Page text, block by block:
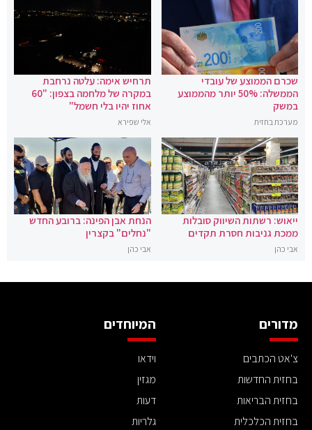
שכרם הממוצע של עובדי
הממשלה: 50% יותר מהממוצע
במשק
מערכת בחזית
תרחיש אימה: עלטה נרחבת
במקרה של מלחמה בצפון: "60
אחוז יהיו בלי חשמל"
אלי שפירא
ייאוש: רשתות השיווק סובלות
ממכת גניבות חסרת תקדים
אבי כהן
הנחת אבן הפינה: ברובע החדש
"נחלים" בקצרין
אבי כהן
מדורים
צ'אט הכתבים
בחזית החדשות
בחזית הבריאות
בחזית הכלכלית
המיוחדים
וידאו
מגזין
דעות
גלריות